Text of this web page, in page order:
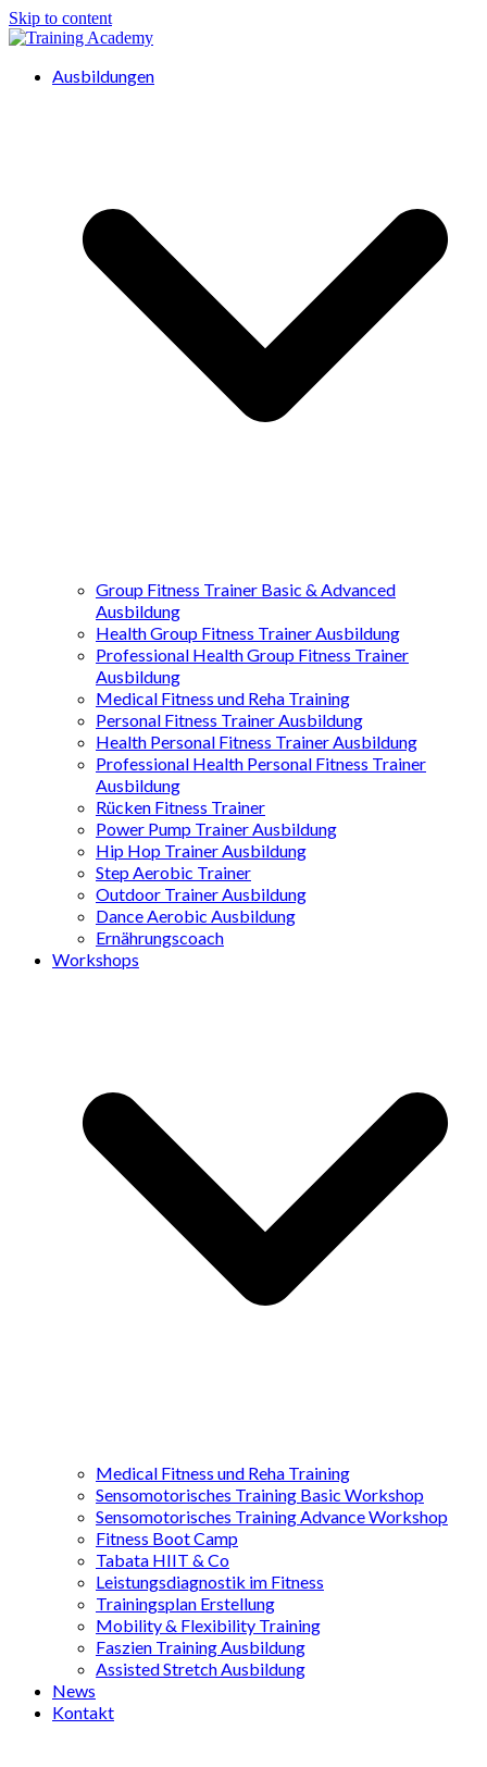
Skip to content
Ausbildungen
Group Fitness Trainer Basic & Advanced
Ausbildung
Health Group Fitness Trainer Ausbildung
Professional Health Group Fitness Trainer
Ausbildung
Medical Fitness und Reha Training
Personal Fitness Trainer Ausbildung
Health Personal Fitness Trainer Ausbildung
Professional Health Personal Fitness Trainer
Ausbildung
Rücken Fitness Trainer
Power Pump Trainer Ausbildung
Hip Hop Trainer Ausbildung
Step Aerobic Trainer
Outdoor Trainer Ausbildung
Dance Aerobic Ausbildung
Ernährungscoach
Workshops
Medical Fitness und Reha Training
Sensomotorisches Training Basic Workshop
Sensomotorisches Training Advance Workshop
Fitness Boot Camp
Tabata HIIT & Co
Leistungsdiagnostik im Fitness
Trainingsplan Erstellung
Mobility & Flexibility Training
Faszien Training Ausbildung
Assisted Stretch Ausbildung
News
Kontakt